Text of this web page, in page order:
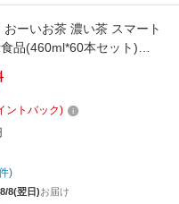
ーいお茶 濃い茶 スマート
品(460ml*60本セット)
ントバック)
)
8(翌日)お届け